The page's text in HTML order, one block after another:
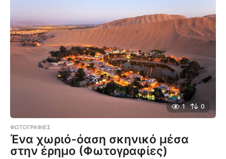
1 0
ΦΩΤΟΓΡΑΦΊΕΣ
Ένα χωριό-όαση σκηνικό μέσα
στην έρημο (Φωτογραφίες)